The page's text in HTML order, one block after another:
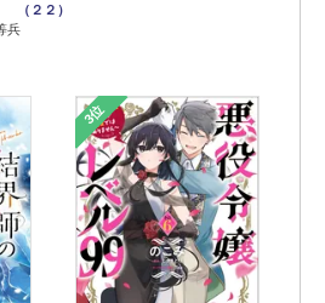
（２２）
兵
3位